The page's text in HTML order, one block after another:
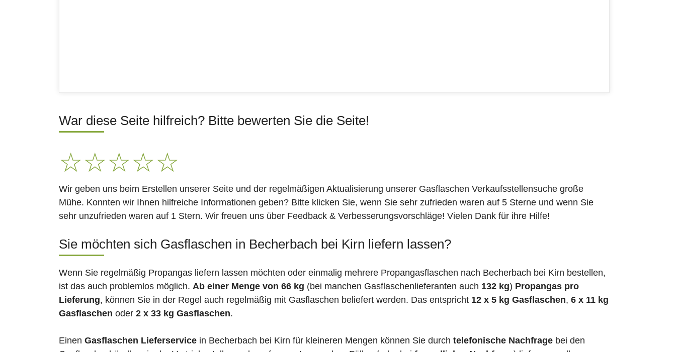
War diese Seite hilfreich? Bitte bewerten Sie die Seite!
☆☆☆☆☆
Wir geben uns beim Erstellen unserer Seite und der regelmäßigen Aktualisierung unserer Gasflaschen Verkaufsstellensuche große
Mühe. Konnten wir Ihnen hilfreiche Informationen geben? Bitte klicken Sie, wenn Sie sehr zufrieden waren auf 5 Sterne und wenn Sie
sehr unzufrieden waren auf 1 Stern. Wir freuen uns über Feedback & Verbesserungsvorschläge! Vielen Dank für ihre Hilfe!
Sie möchten sich Gasflaschen in Becherbach bei Kirn liefern lassen?
Wenn Sie regelmäßig Propangas liefern lassen möchten oder einmalig mehrere Propangasflaschen nach Becherbach bei Kirn bestellen,
ist das auch problemlos möglich. Ab einer Menge von 66 kg (bei manchen Gasflaschenlieferanten auch 132 kg) Propangas pro
Lieferung, können Sie in der Regel auch regelmäßig mit Gasflaschen beliefert werden. Das entspricht 12 x 5 kg Gasflaschen, 6 x 11 kg
Gasflaschen oder 2 x 33 kg Gasflaschen.
Einen Gasflaschen Lieferservice in Becherbach bei Kirn für kleineren Mengen können Sie durch telefonische Nachfrage bei den